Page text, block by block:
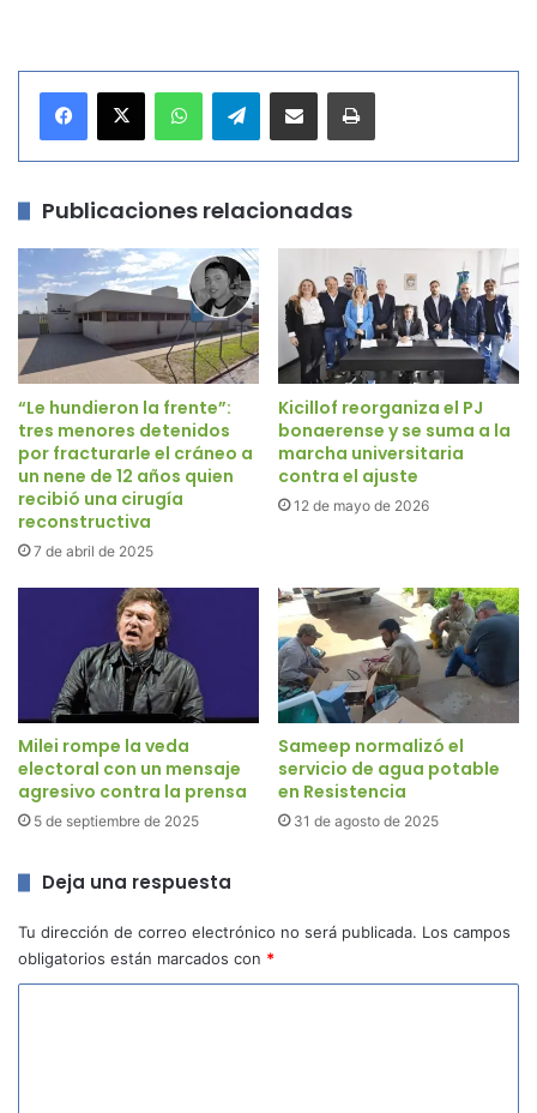
Telegram
Publicaciones relacionadas
“Le hundieron la frente”:
tres menores detenidos
por fracturarle el cráneo a
un nene de 12 años quien
recibió una cirugía
reconstructiva
7 de abril de 2025
Kicillof reorganiza el PJ
bonaerense y se suma a la
marcha universitaria
contra el ajuste
12 de mayo de 2026
Milei rompe la veda
electoral con un mensaje
agresivo contra la prensa
5 de septiembre de 2025
Sameep normalizó el
servicio de agua potable
en Resistencia
31 de agosto de 2025
Deja una respuesta
Tu dirección de correo electrónico no será publicada. Los campos
obligatorios están marcados con *